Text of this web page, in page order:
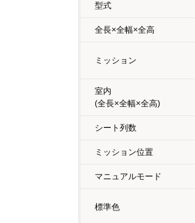
型式
全長×全幅×全高
ミッション
室内
(全長×全幅×全高)
シート列数
ミッション位置
マニュアルモード
標準色